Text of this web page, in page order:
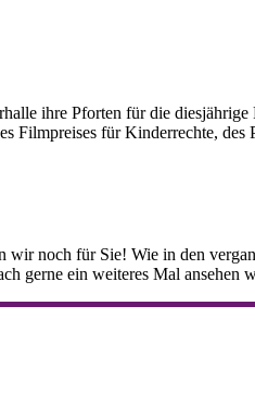
ihre Pforten für die
Filmpreises für Kinderrechte,
noch für Sie! Wie in den
gerne ein weiteres Mal